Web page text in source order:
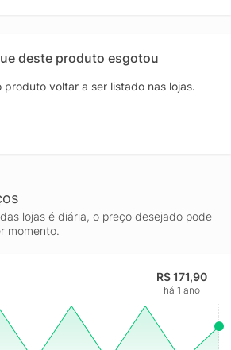
deste produto esgotou
produto voltar a ser listado nas lojas.
lojas é diária, o preço desejado pode
momento.
R$ 171,90
há 1 ano